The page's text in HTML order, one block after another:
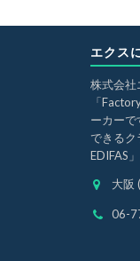
エクス
株式会社
「
ーカー
できるク
EDIFAS
大阪
06-